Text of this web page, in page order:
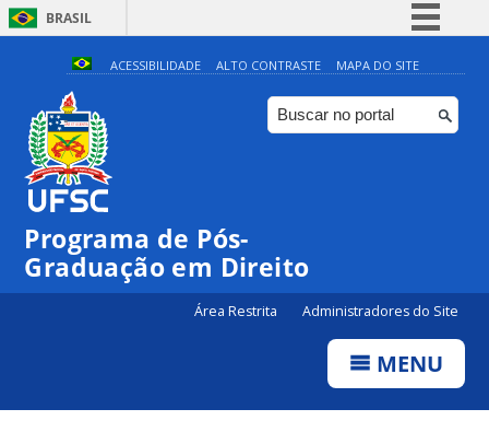
BRASIL
Simplifique!
Comunica BR
Participe
ACESSIBILIDADE ALTO CONTRASTE MAPA DO SITE
Programa de Pós-
Graduação em Direito
Área Restrita Administradores do Site
MENU